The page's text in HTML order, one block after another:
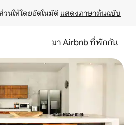
นให้โดยอัตโนมัติ แสดงภาษาต้นฉบับ
มา Airbnb ที่พักกัน